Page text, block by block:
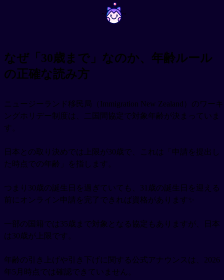
~ ~
なぜ「30歳まで」なのか、年齢ルール
の正確な読み方
ニュージーランド移民局（Immigration New Zealand）のワーキ
ングホリデー制度は、二国間協定で対象年齢が決まっていま
す。
日本との取り決めでは上限が30歳で、これは「申請を提出し
た時点での年齢」を指します。
つまり30歳の誕生日を過ぎていても、31歳の誕生日を迎える
前にオンライン申請を完了できれば資格があります✨
一部の国籍では35歳まで対象となる協定もありますが、日本
は30歳が上限です。
年齢の引き上げや引き下げに関する公式アナウンスは、2026
年5月時点では確認できていません。